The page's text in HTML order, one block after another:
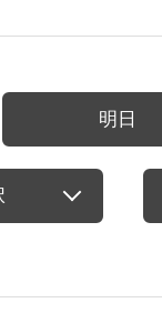
明日